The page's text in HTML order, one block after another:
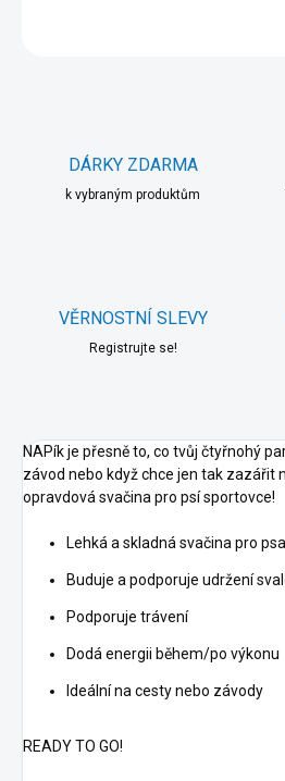
DÁRKY ZDARMA
k vybraným produktům
VĚRNOSTNÍ SLEVY
Registrujte se!
NAPík je přesně to, co tvůj čtyřnohý
závod nebo když chce jen tak zazářit
opravdová svačina pro psí sportovce!
Lehká a skladná svačina pro psa
Buduje a podporuje udržení
Podporuje trávení
Dodá energii během/po výkonu
Ideální na cesty nebo závody
READY TO GO!